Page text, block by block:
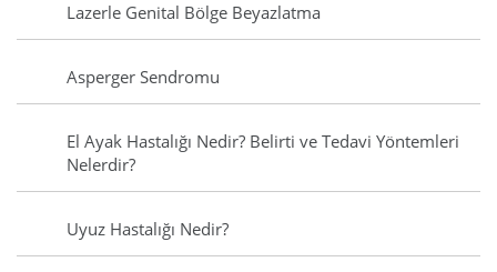
Lazerle Genital Bölge Beyazlatma
Asperger Sendromu
El Ayak Hastalığı Nedir? Belirti ve Tedavi Yöntemleri
Nelerdir?
Uyuz Hastalığı Nedir?